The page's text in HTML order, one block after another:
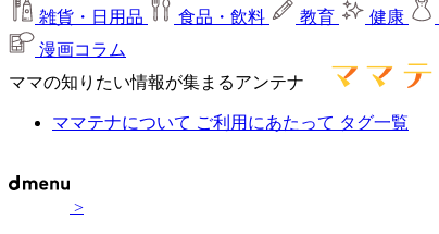
雑貨・日用品 食品・飲料 教育 健康
漫画コラム
ママの知りたい情報が集まるアンテナ
ママテナについて ご利用にあたって タグ一覧
>